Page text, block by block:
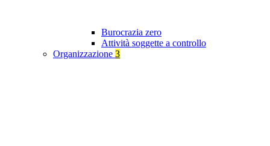
Burocrazia zero
Attività soggette a controllo
Organizzazione 3